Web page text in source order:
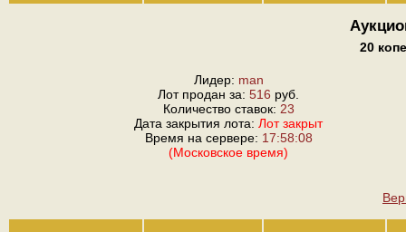
20
Лидер: man
Лот продан за: 516 руб.
Количество ставок: 23
Дата закрытия лота: Лот закрыт
Время на сервере: 17:58:08
(Московское время)